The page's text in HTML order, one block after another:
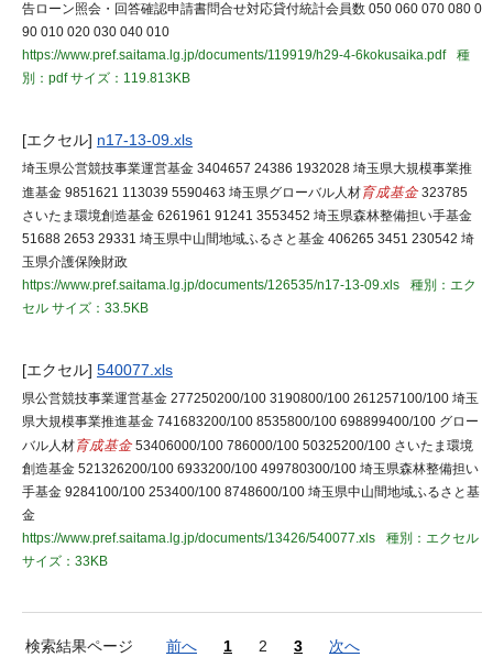
告ローン照会・回答確認申請書問合せ対応貸付統計会員数 050 060 070 080 0
90 010 020 030 040 010
https://www.pref.saitama.lg.jp/documents/119919/h29-4-6kokusaika.pdf
種
別：pdfサイズ：119.813KB
[エクセル] n17-13-09.xls
埼玉県公営競技事業運営基金 3404657 24386 1932028 埼玉県大規模事業推
進基金 9851621 113039 5590463 埼玉県グローバル人材育成基金 323785
さいたま環境創造基金 6261961 91241 3553452 埼玉県森林整備担い手基金
51688 2653 29331 埼玉県中山間地域ふるさと基金 406265 3451 230542 埼
玉県介護保険財政
https://www.pref.saitama.lg.jp/documents/126535/n17-13-09.xls
種別：エク
セル サイズ：33.5KB
[エクセル] 540077.xls
県公営競技事業運営基金 277250200/100 3190800/100 261257100/100 埼玉
県大規模事業推進基金 741683200/100 8535800/100 698899400/100 グロー
バル人材育成基金 53406000/100 786000/100 50325200/100 さいたま環境
創造基金 521326200/100 6933200/100 499780300/100 埼玉県森林整備担い
手基金 9284100/100 253400/100 8748600/100 埼玉県中山間地域ふるさと基
金
https://www.pref.saitama.lg.jp/documents/13426/540077.xls
種別：エクセル
サイズ：33KB
検索結果ページ 前へ 1 2 3 次へ